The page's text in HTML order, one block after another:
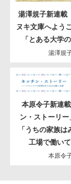
湯澤規子新連載
ヌキ文庫へよう
「とある大学
湯澤規
本原令子新連
ン・ストーリ
「うちの家族は
工場で働いて
本原令